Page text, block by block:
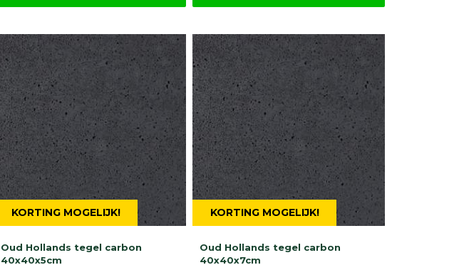
KORTING MOGELIJK!
Oud Hollands tegel carbon
40x40x5cm
KORTING MOGELIJK!
Oud Hollands tegel carbon
40x40x7cm